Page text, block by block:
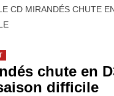
CD MIRANDÉS CHUTE
chute en
difficile